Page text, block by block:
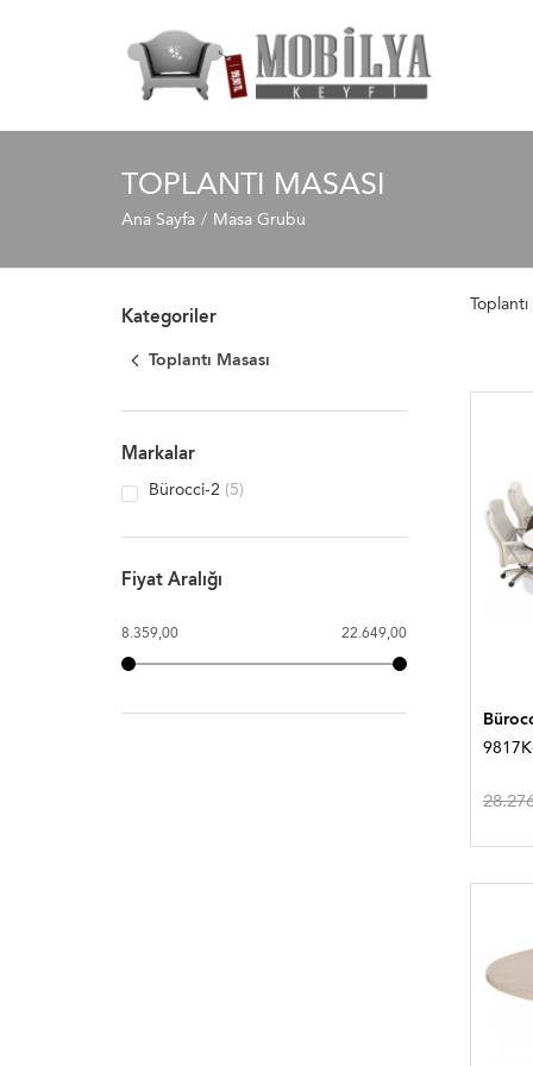
TOPLANTI MASASI
Ana Sayfa Masa Grubu
Kategoriler
Toplantı Masası
Markalar
Bürocci-2 (5)
Fiyat Aralığı
8.359,00 22.649,00
Toplantı